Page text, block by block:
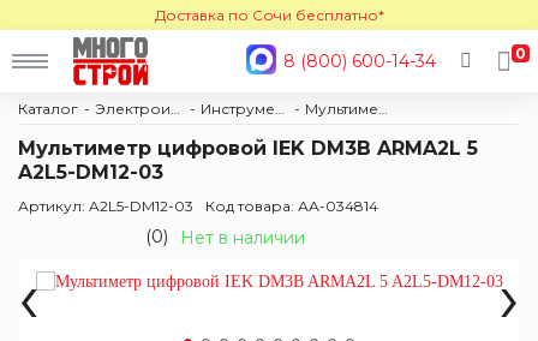
Доставка по Сочи бесплатно*
8 (800) 600-14-34 0
Каталог
Мультиметр цифровой IEK DM3B ARMA2L 5
A2L5-DM12-03
Артикул: A2L5-DM12-03 Код товара: АА-034814
(0) Нет в наличии
‹ ›